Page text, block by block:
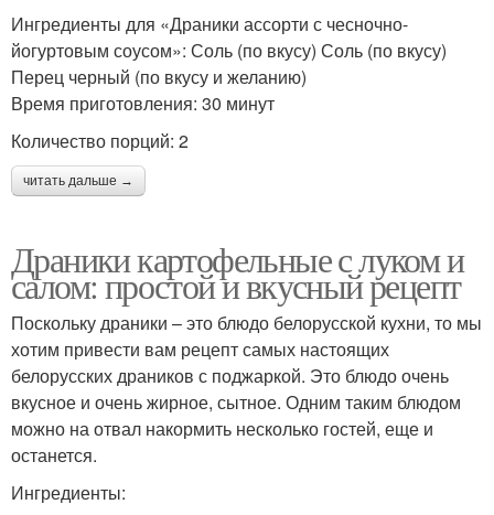
Ингредиенты для «Драники ассорти с чесночно-
йогуртовым соусом»: Соль (по вкусу) Соль (по вкусу)
Перец черный (по вкусу и желанию)
Время приготовления: 30 минут
Количество порций: 2
читать дальше →
Драники картофельные с луком и
салом: простой и вкусный рецепт
Поскольку драники – это блюдо белорусской кухни, то мы
хотим привести вам рецепт самых настоящих
белорусских драников с поджаркой. Это блюдо очень
вкусное и очень жирное, сытное. Одним таким блюдом
можно на отвал накормить несколько гостей, еще и
останется.
Ингредиенты: